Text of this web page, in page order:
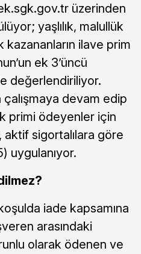
üzerinden
yaşlılık, malullük
kazananların ilave prim
ek 3’üncü
değerlendiriliyor.
devam edip
primi ödeyenler için
aktif sigortalılara göre
uygulanıyor.
iade kapsamına
arasındaki
olarak ödenen ve